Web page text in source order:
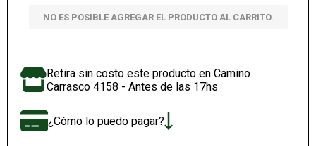
NO ES POSIBLE AGREGAR EL PRODUCTO AL CARRITO.
Retira sin costo este producto en Camino
Carrasco 4158 - Antes de las 17hs
¿Cómo lo puedo pagar?